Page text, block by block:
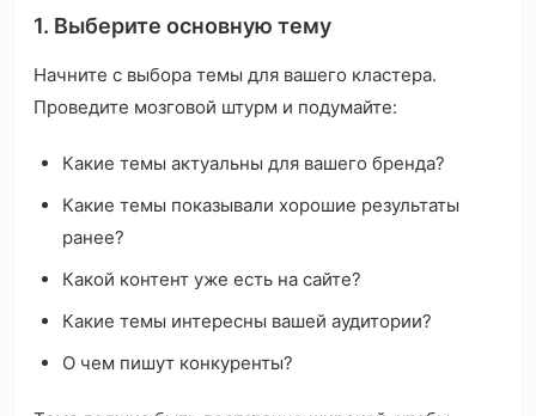
1. Выберите основную тему
Начните с выбора темы для вашего кластера.
Проведите мозговой штурм и подумайте:
Какие темы актуальны для вашего бренда?
Какие темы показывали хорошие результаты
ранее?
Какой контент уже есть на сайте?
Какие темы интересны вашей аудитории?
О чем пишут конкуренты?